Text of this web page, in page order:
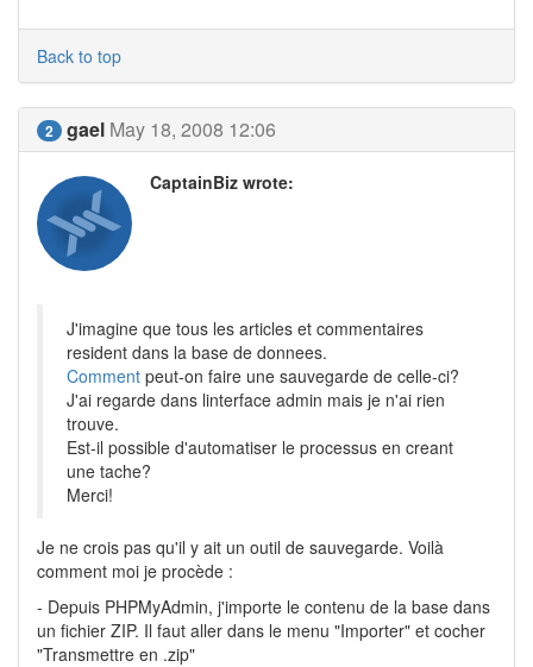
Back to top
2 gael May 18, 2008 12:06
CaptainBiz wrote:
J'imagine que tous les articles et commentaires
resident dans la base de donnees.
Comment peut-on faire une sauvegarde de celle-ci?
J'ai regarde dans linterface admin mais je n'ai rien
trouve.
Est-il possible d'automatiser le processus en creant
une tache?
Merci!
Je ne crois pas qu'il y ait un outil de sauvegarde. Voilà
comment moi je procède :
- Depuis PHPMyAdmin, j'importe le contenu de la base dans
un fichier ZIP. Il faut aller dans le menu "Importer" et cocher
"Transmettre en .zip"